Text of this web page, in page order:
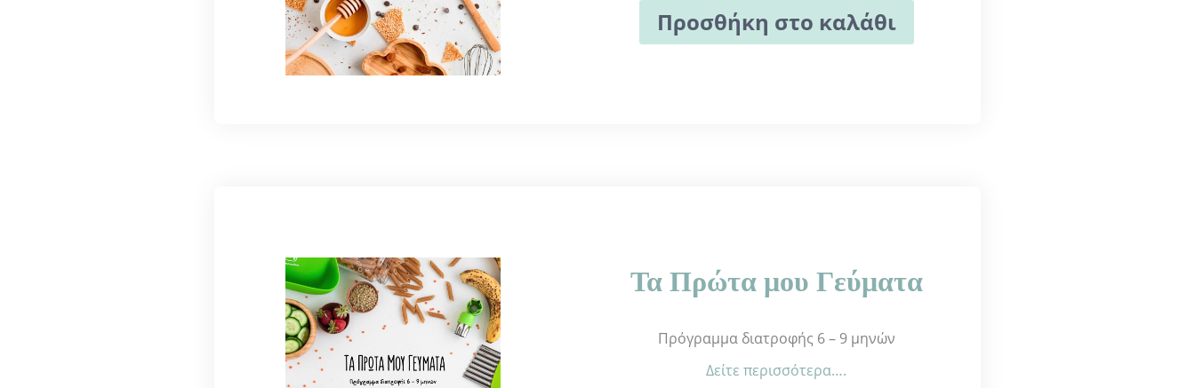
Προσθήκη στο καλάθι
Τα Πρώτα μου Γεύματα
Πρόγραμμα διατροφής 6 – 9 μηνών
Δείτε περισσότερα….